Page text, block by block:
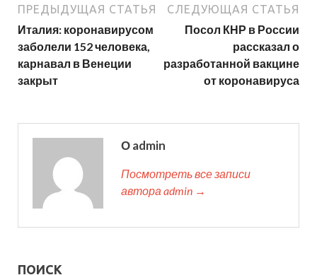
ПРЕДЫДУЩАЯ СТАТЬЯ
Италия: коронавирусом
заболели 152 человека,
карнавал в Венеции
закрыт
СЛЕДУЮЩАЯ СТАТЬЯ
Посол КНР в России
рассказал о
разработанной вакцине
от коронавируса
О admin
Посмотреть все записи
автора admin →
ПОИСК